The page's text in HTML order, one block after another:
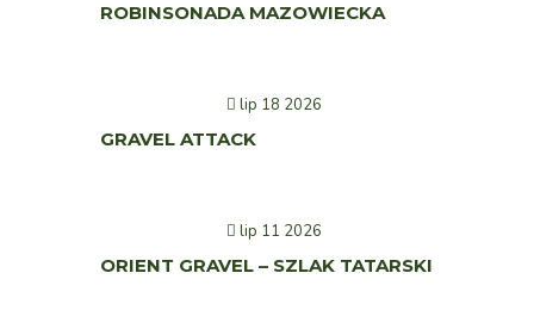
ROBINSONADA MAZOWIECKA
lip 18 2026
GRAVEL ATTACK
lip 11 2026
ORIENT GRAVEL – SZLAK TATARSKI